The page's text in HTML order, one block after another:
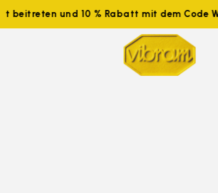
beitreten und 10 % Rabatt mit dem Code